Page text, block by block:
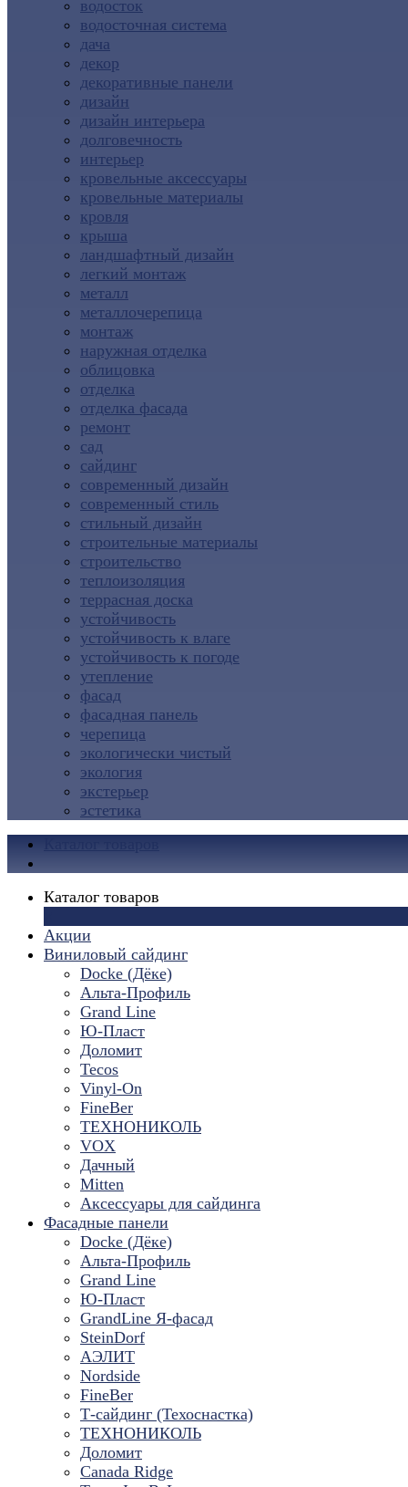
водосток
водосточная система
дача
декор
декоративные панели
дизайн
дизайн интерьера
долговечность
интерьер
кровельные аксессуары
кровельные материалы
кровля
крыша
ландшафтный дизайн
легкий монтаж
металл
металлочерепица
монтаж
наружная отделка
облицовка
отделка
отделка фасада
ремонт
сад
сайдинг
современный дизайн
современный стиль
стильный дизайн
строительные материалы
строительство
теплоизоляция
террасная доска
устойчивость
устойчивость к влаге
устойчивость к погоде
утепление
фасад
фасадная панель
черепица
экологически чистый
экология
экстерьер
эстетика
Каталог товаров
Акции
Виниловый сайдинг
Docke (Дёке)
Альта-Профиль
Grand Line
Ю-Пласт
Доломит
Tecos
Vinyl-On
FineBer
ТЕХНОНИКОЛЬ
VOX
Дачный
Mitten
Аксессуары для сайдинга
Фасадные панели
Docke (Дёке)
Альта-Профиль
Grand Line
Ю-Пласт
GrandLine Я-фасад
SteinDorf
АЭЛИТ
Nordside
FineBer
Т-сайдинг (Техоснастка)
ТЕХНОНИКОЛЬ
Доломит
Canada Ridge